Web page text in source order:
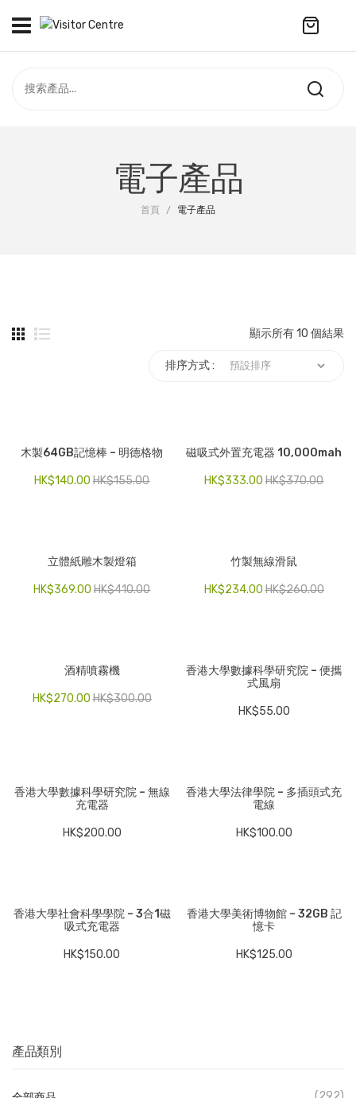
合作社
食品飲料
禮品套裝
旅行用品
電子產品
首頁 / 電子產品
產品類別
顯示所有 10 個結果
排序方式 :
木製64GB記憶棒 – 明德格物
HK$155.00
HK$140.00
磁吸式外置充電器 10,000mah
HK$370.00
HK$333.00
立體紙雕木製燈箱
HK$410.00
HK$369.00
竹製無線滑鼠
HK$260.00
HK$234.00
酒精噴霧機
HK$300.00
HK$270.00
香港大學數據科學研究院 – 便攜
式風扇
HK$55.00
香港大學數據科學研究院 – 無線
充電器
HK$200.00
香港大學法律學院 – 多插頭式充
電線
HK$100.00
香港大學社會科學學院 – 3合1磁
吸式充電器
HK$150.00
香港大學美術博物館 – 32GB 記
憶卡
HK$125.00